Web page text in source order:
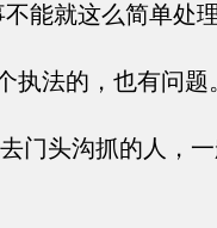
能就这么简单处
执法的，也有问题
门头沟抓的人，